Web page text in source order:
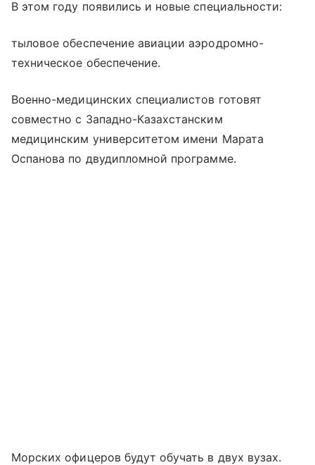
В этом году появились и новые специальности:
тыловое обеспечение авиации аэродромно-
техническое обеспечение.
Военно-медицинских специалистов готовят
совместно с Западно-Казахстанским
медицинским университетом имени Марата
Оспанова по двудипломной программе.
Морских офицеров будут обучать в двух вузах.